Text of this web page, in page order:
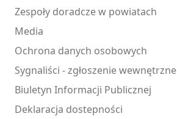
Zespoły doradcze w powiatach
Media
Ochrona danych osobowych
Sygnaliści - zgłoszenie wewnętrzne
Biuletyn Informacji Publicznej
Deklaracja dostepności